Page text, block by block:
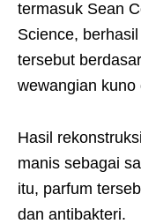
termasuk Sean
Science,
tersebut
wewangian kuno
Hasil
manis sebagai
itu, parfum
dan antibakteri.